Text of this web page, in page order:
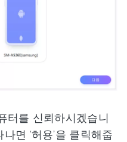
터를 신뢰하시겠습니
면 ‘허용’을 클릭해줍